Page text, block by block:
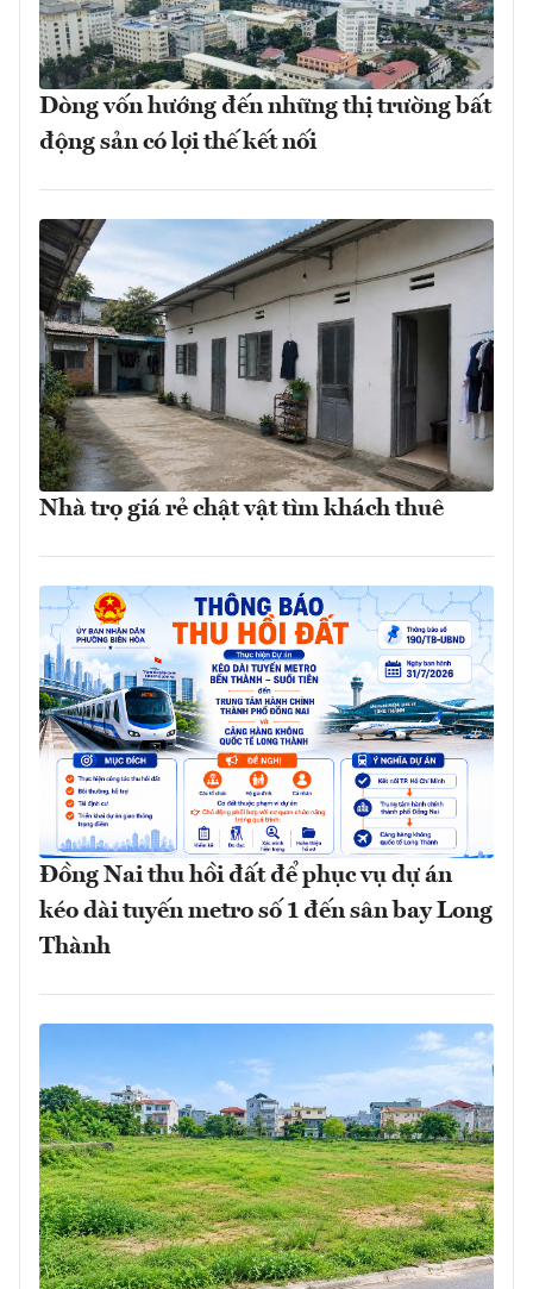
Dòng vốn hướng đến những thị trường bất
động sản có lợi thế kết nối
Nhà trọ giá rẻ chật vật tìm khách thuê
Đồng Nai thu hồi đất để phục vụ dự án
kéo dài tuyến metro số 1 đến sân bay Long
Thành